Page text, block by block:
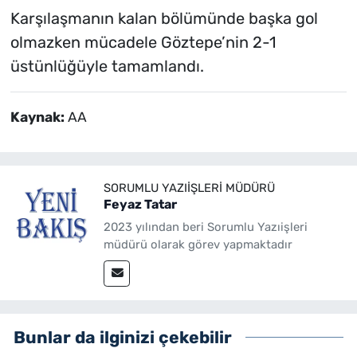
Karşılaşmanın kalan bölümünde başka gol
olmazken mücadele Göztepe’nin 2-1
üstünlüğüyle tamamlandı.
Kaynak: AA
SORUMLU YAZIIŞLERI MÜDÜRÜ
Feyaz Tatar
2023 yılından beri Sorumlu Yazıişleri
müdürü olarak görev yapmaktadır
Bunlar da ilginizi çekebilir